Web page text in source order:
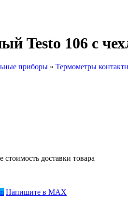
Testo 106 с
приборы » Термометры
доставки товара
Напишите в MAX